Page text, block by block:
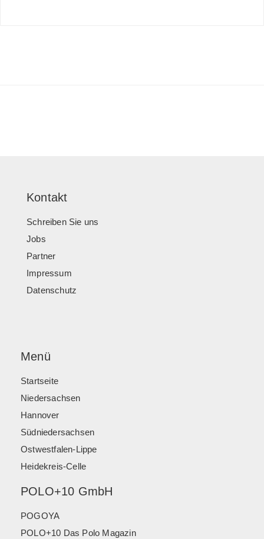
Kontakt
Schreiben Sie uns
Jobs
Partner
Impressum
Datenschutz
Menü
Startseite
Niedersachsen
Hannover
Südniedersachsen
Ostwestfalen-Lippe
Heidekreis-Celle
POLO+10 GmbH
POGOYA
POLO+10 Das Polo Magazin